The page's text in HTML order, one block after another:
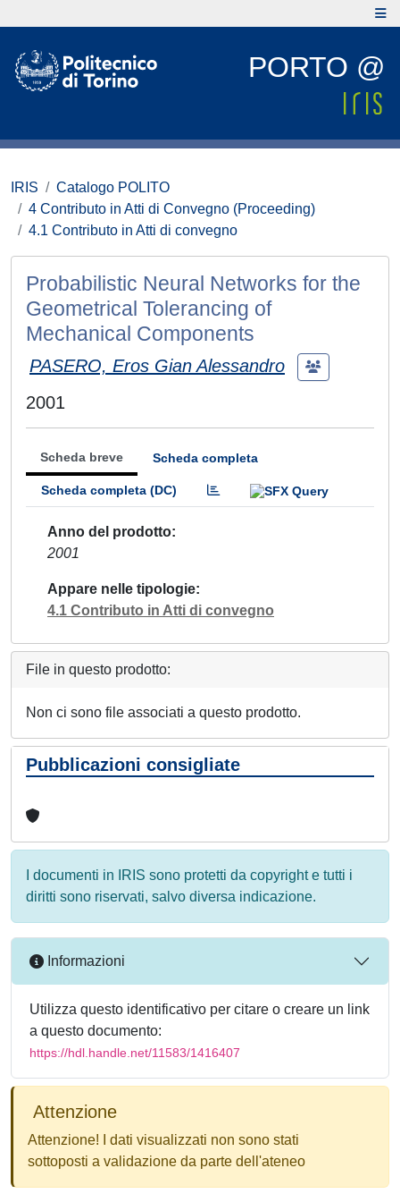
PORTO @
IRIS
Catalogo POLITO
4 Contributo in Atti di Convegno (Proceeding)
4.1 Contributo in Atti di convegno
Probabilistic Neural Networks for the
Geometrical Tolerancing of
Mechanical Components
PASERO, Eros Gian Alessandro
2001
Scheda breve Scheda completa
Scheda completa (DC)
Anno del prodotto
2001
Appare nelle tipologie
4.1 Contributo in Atti di convegno
File in questo prodotto:
Non ci sono file associati a questo prodotto.
Pubblicazioni consigliate
I documenti in IRIS sono protetti da copyright e tutti i
diritti sono riservati, salvo diversa indicazione.
Informazioni
Utilizza questo identificativo per citare o creare un link
a questo documento:
https://hdl.handle.net/11583/1416407
Attenzione
Attenzione! I dati visualizzati non sono stati
sottoposti a validazione da parte dell'ateneo